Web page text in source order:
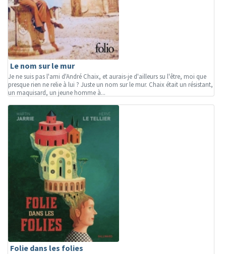
Le nom sur le mur
Je ne suis pas l'ami d'André Chaix, et aurais-je d'ailleurs su l'être, moi que
presque rien ne relie à lui ? Juste un nom sur le mur. Chaix était un résistant,
un maquisard, un jeune homme à...
Folie dans les folies